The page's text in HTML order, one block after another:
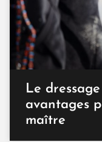
Le
avantages
maître